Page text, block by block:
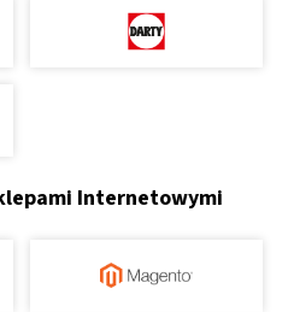
Internetowymi